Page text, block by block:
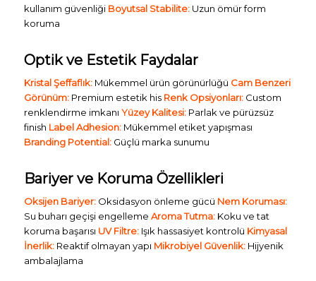
kullanım güvenliği Boyutsal Stabilite:Uzun ömür form
koruma
Optik ve Estetik Faydalar
Kristal Şeffaflık:Mükemmel ürün görünürlüğü Cam Benzeri
Görünüm:Premium estetik his Renk Opsiyonları:Custom
renklendirme imkanı Yüzey Kalitesi:Parlak ve pürüzsüz
finish Label Adhesion:Mükemmel etiket yapışması
Branding Potential:Güçlü marka sunumu
Bariyer ve Koruma Özellikleri
Oksijen Bariyer:Oksidasyon önleme gücü Nem Koruması:
Su buharı geçişi engelleme Aroma Tutma:Koku ve tat
koruma başarısı UV Filtre:Işık hassasiyet kontrolü Kimyasal
İnerlik:Reaktif olmayan yapı Mikrobiyel Güvenlik:Hijyenik
ambalajlama